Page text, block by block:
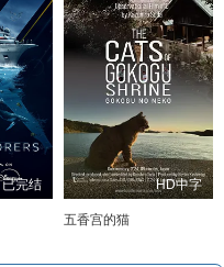
已完结 HD中字
五香宫的猫